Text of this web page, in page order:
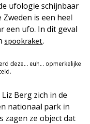
ufologie schijnbaar
is een heel
een ufo. In dit geval
spookraket.
deze... euh... opmerkelijke
Berg zich in de
nationaal park in
zagen ze object dat